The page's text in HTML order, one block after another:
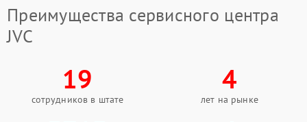
Преимущества сервисного центра
JVC
19
сотрудников в штате
4
лет на рынке